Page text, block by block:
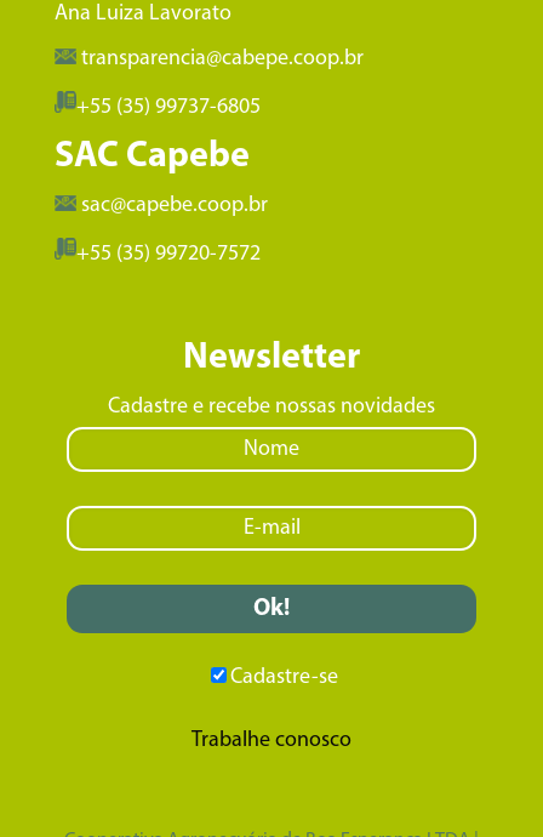
Ana Luiza Lavorato
transparencia@cabepe.coop.br
+55 (35) 99737-6805
SAC Capebe
sac@capebe.coop.br
+55 (35) 99720-7572
Newsletter
Cadastre e recebe nossas novidades
Cadastre-se
Trabalhe conosco